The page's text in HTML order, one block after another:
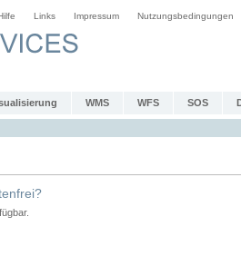
Links Impressum Nutzungsbedingungen
WMS WFS SOS